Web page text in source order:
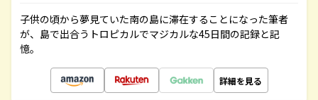
子供の頃から夢見ていた南の島に滞在することになった筆者
が、島で出合うトロピカルでマジカルな45日間の記録と記
憶。
詳細を見る